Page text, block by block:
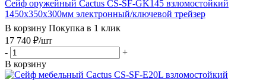
Сейф оружейный Cactus CS-SF-GK145 взломостойкий
1450x350x300мм электронный/ключевой трейзер
В корзину Покупка в 1 клик
17 740 ₽/шт
-
+
В корзину